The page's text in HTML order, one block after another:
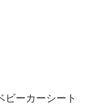
ビーカーシート